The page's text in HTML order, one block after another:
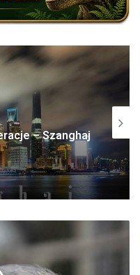
– Szanghaj